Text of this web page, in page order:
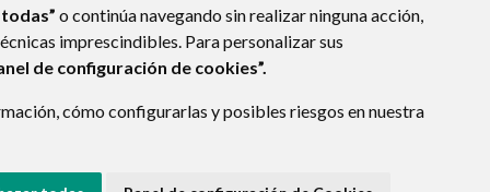
o continúa navegando sin realizar ninguna acción,
imprescindibles. Para personalizar sus
de configuración de cookies”.
cómo configurarlas y posibles riesgos en nuestra